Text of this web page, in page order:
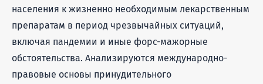
населения к жизненно необходимым лекарственным
препаратам в период чрезвычайных ситуаций,
включая пандемии и иные форс-мажорные
обстоятельства. Анализируются международно-
правовые основы принудительного